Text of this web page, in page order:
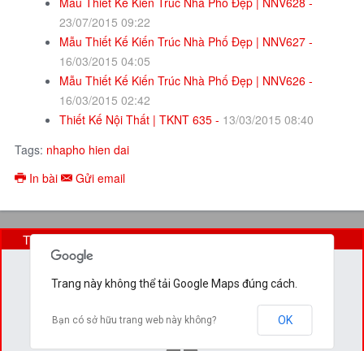
23/07/2015 09:22
Mẫu Thiết Kế Kiến Trúc Nhà Phố Đẹp | NNV627 -
16/03/2015 04:05
Mẫu Thiết Kế Kiến Trúc Nhà Phố Đẹp | NNV626 -
16/03/2015 02:42
Thiết Kế Nội Thất | TKNT 635 - 13/03/2015 08:40
Tags: nhapho hien dai
In bài
Gửi email
Trụ Sở Chính (29 Nguyễn Cửu Đàm)
Trang này không thể tải Google Maps đúng cách.
Bạn có sở hữu trang web này không? OK